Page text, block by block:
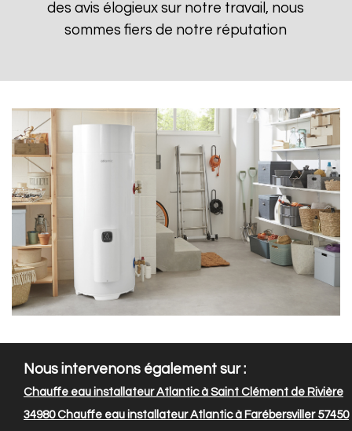
des avis élogieux sur notre travail, nous
sommes fiers de notre réputation
Nous intervenons également sur :
Chauffe eau installateur Atlantic à Saint Clément de Rivière
34980Chauffe eau installateur Atlantic à Farébersviller 57450